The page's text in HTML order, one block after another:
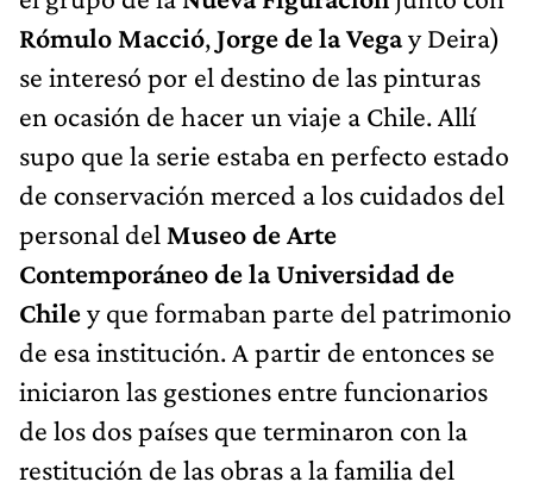
Rómulo Macció,Jorge de la Vegay Deira)
se interesó por el destino de las pinturas
en ocasión de hacer un viaje a Chile. Allí
supo que la serie estaba en perfecto estado
de conservación merced a los cuidados del
personal del Museo de Arte
Contemporáneo de la Universidad de
Chiley que formaban parte del patrimonio
de esa institución. A partir de entonces se
iniciaron las gestiones entre funcionarios
de los dos países que terminaron con la
restitución de las obras a la familia del